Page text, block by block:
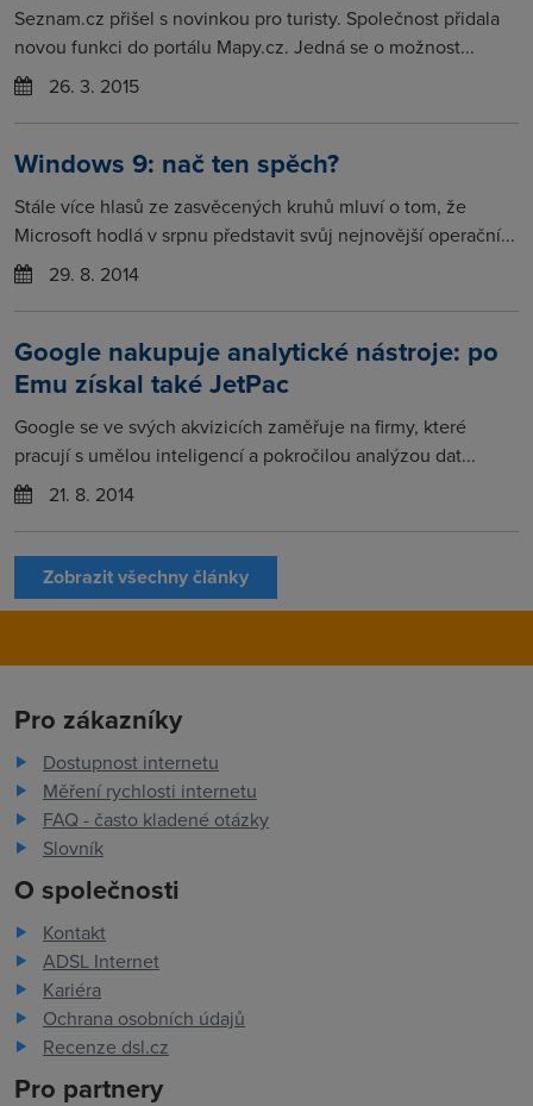
Seznam.cz přišel s novinkou pro turisty. Společnost přidala
novou funkci do portálu Mapy.cz. Jedná se o možnost...
26. 3. 2015
Windows 9: nač ten spěch?
Stále více hlasů ze zasvěcených kruhů mluví o tom, že
Microsoft hodlá v srpnu představit svůj nejnovější operační...
29. 8. 2014
Google nakupuje analytické nástroje: po
Emu získal také JetPac
Google se ve svých akvizicích zaměřuje na firmy, které
pracují s umělou inteligencí a pokročilou analýzou dat...
21. 8. 2014
Zobrazit všechny články
Pro zákazníky
Dostupnost internetu
Měření rychlosti internetu
FAQ - často kladené otázky
Slovník
O společnosti
Kontakt
ADSL Internet
Kariéra
Ochrana osobních údajů
Recenze dsl.cz
Pro partnery